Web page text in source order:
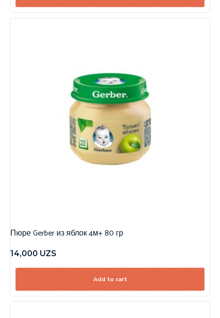
Пюре Gerber из яблок 4м+ 80 гр
14,000 UZS
Add to cart